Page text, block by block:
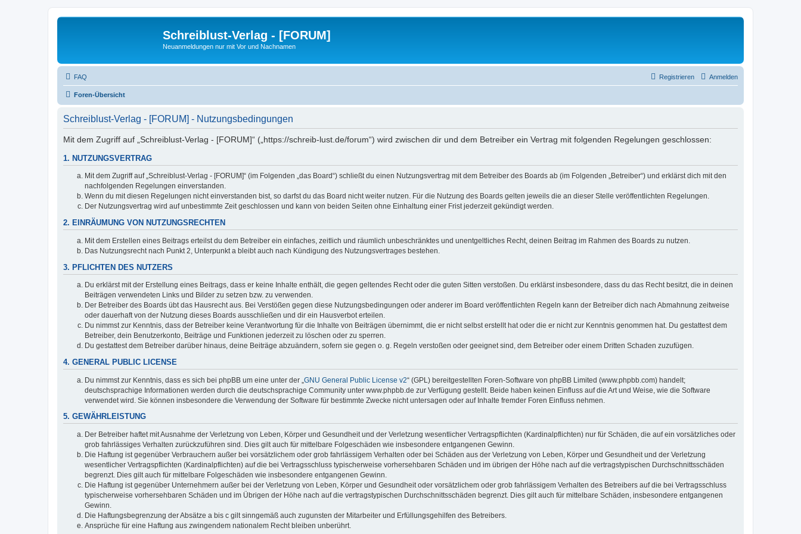
Schreiblust-Verlag - [FORUM]
Neuanmeldungen nur mit Vor und Nachnamen
FAQ Anmelden
Registrieren
Foren-Übersicht
Schreiblust-Verlag - [FORUM] - Nutzungsbedingungen
Mit dem Zugriff auf „Schreiblust-Verlag - [FORUM]“ („https://schreib-lust.de/forum“) wird zwischen dir und dem Betreiber ein Vertrag mit folgenden Regelungen geschlossen:
1. NUTZUNGSVERTRAG
Mit dem Zugriff auf „Schreiblust-Verlag - [FORUM]“ (im Folgenden „das Board“) schließt du einen Nutzungsvertrag mit dem Betreiber des Boards ab (im Folgenden „Betreiber“) und erklärst dich mit den
nachfolgenden Regelungen einverstanden.
Wenn du mit diesen Regelungen nicht einverstanden bist, so darfst du das Board nicht weiter nutzen. Für die Nutzung des Boards gelten jeweils die an dieser Stelle veröffentlichten Regelungen.
Der Nutzungsvertrag wird auf unbestimmte Zeit geschlossen und kann von beiden Seiten ohne Einhaltung einer Frist jederzeit gekündigt werden.
2. EINRÄUMUNG VON NUTZUNGSRECHTEN
Mit dem Erstellen eines Beitrags erteilst du dem Betreiber ein einfaches, zeitlich und räumlich unbeschränktes und unentgeltliches Recht, deinen Beitrag im Rahmen des Boards zu nutzen.
Das Nutzungsrecht nach Punkt 2, Unterpunkt a bleibt auch nach Kündigung des Nutzungsvertrages bestehen.
3. PFLICHTEN DES NUTZERS
Du erklärst mit der Erstellung eines Beitrags, dass er keine Inhalte enthält, die gegen geltendes Recht oder die guten Sitten verstoßen. Du erklärst insbesondere, dass du das Recht besitzt, die in deinen
Beiträgen verwendeten Links und Bilder zu setzen bzw. zu verwenden.
Der Betreiber des Boards übt das Hausrecht aus. Bei Verstößen gegen diese Nutzungsbedingungen oder anderer im Board veröffentlichten Regeln kann der Betreiber dich nach Abmahnung zeitweise
oder dauerhaft von der Nutzung dieses Boards ausschließen und dir ein Hausverbot erteilen.
Du nimmst zur Kenntnis, dass der Betreiber keine Verantwortung für die Inhalte von Beiträgen übernimmt, die er nicht selbst erstellt hat oder die er nicht zur Kenntnis genommen hat. Du gestattest dem
Betreiber, dein Benutzerkonto, Beiträge und Funktionen jederzeit zu löschen oder zu sperren.
Du gestattest dem Betreiber darüber hinaus, deine Beiträge abzuändern, sofern sie gegen o. g. Regeln verstoßen oder geeignet sind, dem Betreiber oder einem Dritten Schaden zuzufügen.
4. GENERAL PUBLIC LICENSE
Du nimmst zur Kenntnis, dass es sich bei phpBB um eine unter der „ GNU General Public License v2“ (GPL) bereitgestellten Foren-Software von phpBB Limited (www.phpbb.com) handelt;
deutschsprachige Informationen werden durch die deutschsprachige Community unter www.phpbb.de zur Verfügung gestellt. Beide haben keinen Einfluss auf die Art und Weise, wie die Software
verwendet wird. Sie können insbesondere die Verwendung der Software für bestimmte Zwecke nicht untersagen oder auf Inhalte fremder Foren Einfluss nehmen.
5. GEWÄHRLEISTUNG
Der Betreiber haftet mit Ausnahme der Verletzung von Leben, Körper und Gesundheit und der Verletzung wesentlicher Vertragspflichten (Kardinalpflichten) nur für Schäden, die auf ein vorsätzliches oder
grob fahrlässiges Verhalten zurückzuführen sind. Dies gilt auch für mittelbare Folgeschäden wie insbesondere entgangenen Gewinn.
Die Haftung ist gegenüber Verbrauchern außer bei vorsätzlichem oder grob fahrlässigem Verhalten oder bei Schäden aus der Verletzung von Leben, Körper und Gesundheit und der Verletzung
wesentlicher Vertragspflichten (Kardinalpflichten) auf die bei Vertragsschluss typischerweise vorhersehbaren Schäden und im übrigen der Höhe nach auf die vertragstypischen Durchschnittsschäden
begrenzt. Dies gilt auch für mittelbare Folgeschäden wie insbesondere entgangenen Gewinn.
Die Haftung ist gegenüber Unternehmern außer bei der Verletzung von Leben, Körper und Gesundheit oder vorsätzlichem oder grob fahrlässigem Verhalten des Betreibers auf die bei Vertragsschluss
typischerweise vorhersehbaren Schäden und im Übrigen der Höhe nach auf die vertragstypischen Durchschnittsschäden begrenzt. Dies gilt auch für mittelbare Schäden, insbesondere entgangenen
Gewinn.
Die Haftungsbegrenzung der Absätze a bis c gilt sinngemäß auch zugunsten der Mitarbeiter und Erfüllungsgehilfen des Betreibers.
Ansprüche für eine Haftung aus zwingendem nationalem Recht bleiben unberührt.